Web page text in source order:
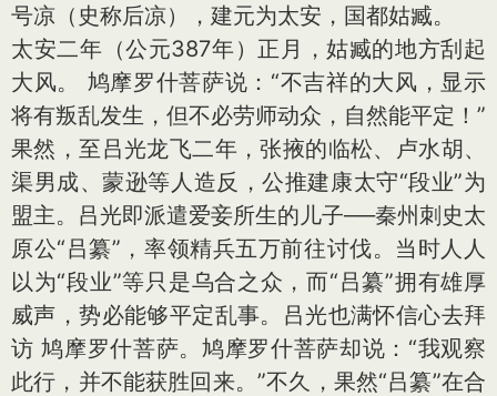
号凉（史称后凉），建元为太安，国都姑臧。
太安二年（公元387年）正月，姑臧的地方刮起
大风。 鸠摩罗什菩萨说：“不吉祥的大风，显示
将有叛乱发生，但不必劳师动众，自然能平定！”
果然，至吕光龙飞二年，张掖的临松、卢水胡、
渠男成、蒙逊等人造反，公推建康太守“段业”为
盟主。吕光即派遣爱妾所生的儿子──秦州刺史太
原公“吕纂”，率领精兵五万前往讨伐。当时人人
以为“段业”等只是乌合之众，而“吕纂”拥有雄厚
威声，势必能够平定乱事。吕光也满怀信心去拜
访 鸠摩罗什菩萨。鸠摩罗什菩萨却说：“我观察
此行，并不能获胜回来。”不久，果然“吕纂”在合